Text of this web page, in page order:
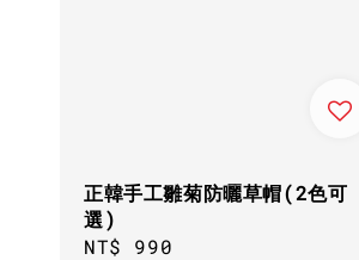
正韓手工雛菊防曬草帽(2色可
選)
Regular
NT$ 990